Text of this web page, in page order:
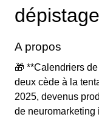
A propos
🎁 **Calendriers
deux cède à la
2025, devenus
de